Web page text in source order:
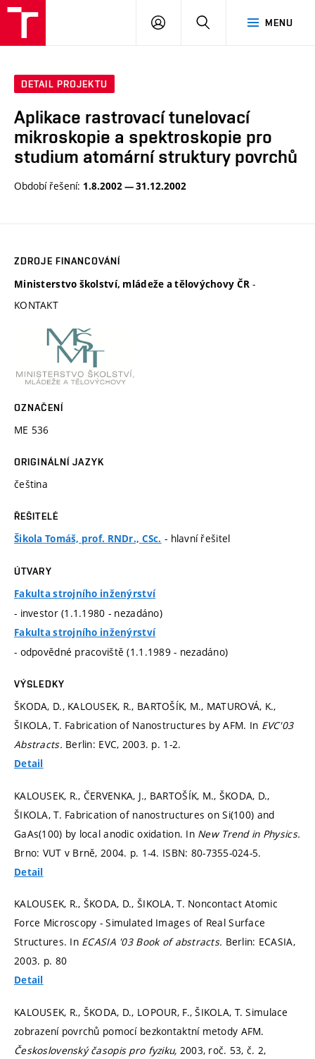
MENU
PŘIHLÁSIT
DETAIL PROJEKTU
Aplikace rastrovací tunelovací
mikroskopie a spektroskopie pro
studium atomární struktury povrchů
Období řešení: 1.8.2002 — 31.12.2002
ZDROJE FINANCOVÁNÍ
Ministerstvo školství, mládeže a tělovýchovy ČR -
KONTAKT
OZNAČENÍ
ME 536
ORIGINÁLNÍ JAZYK
čeština
ŘEŠITELÉ
Šikola Tomáš, prof. RNDr., CSc. - hlavní řešitel
ÚTVARY
Fakulta strojního inženýrství
- investor (1.1.1980 - nezadáno)
Fakulta strojního inženýrství
- odpovědné pracoviště (1.1.1989 - nezadáno)
VÝSLEDKY
ŠKODA, D., KALOUSEK, R., BARTOŠÍK, M., MATUROVÁ, K.,
ŠIKOLA, T. Fabrication of Nanostructures by AFM. In EVC'03
Abstracts. Berlin: EVC, 2003. p. 1-2.
Detail
KALOUSEK, R., ČERVENKA, J., BARTOŠÍK, M., ŠKODA, D.,
ŠIKOLA, T. Fabrication of nanostructures on Si(100) and
GaAs(100) by local anodic oxidation. In New Trend in Physics.
Brno: VUT v Brně, 2004. p. 1-4. ISBN: 80-7355-024-5.
Detail
KALOUSEK, R., ŠKODA, D., ŠIKOLA, T. Noncontact Atomic
Force Microscopy - Simulated Images of Real Surface
Structures. In ECASIA '03 Book of abstracts. Berlin: ECASIA,
2003. p. 80
Detail
KALOUSEK, R., ŠKODA, D., LOPOUR, F., ŠIKOLA, T. Simulace
zobrazení povrchů pomocí bezkontaktní metody AFM.
Československý časopis pro fyziku, 2003, roč. 53, č. 2,